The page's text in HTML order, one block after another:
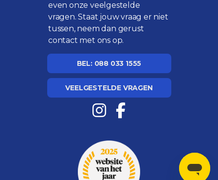
even onzeveelgestelde
vragen. Staat jouw vraag er niet
tussen, neem dan gerust
contact met ons op.
BEL: 088 033 1555
VEELGESTELDE VRAGEN